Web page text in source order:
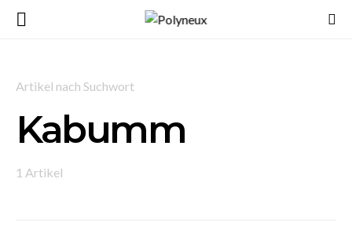
Artikel nach Suchwort
Kabumm
1 Artikel